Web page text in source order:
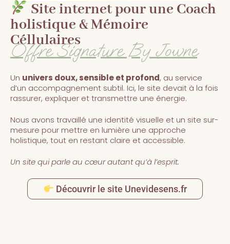
Site internet pour une Coach
holistique & Mémoire
Céllulaires
Offre Signature By Jowne
Un univers doux, sensible et profond, au service
d’un accompagnement subtil. Ici, le site devait à la fois
rassurer, expliquer et transmettre une énergie.
Nous avons travaillé une identité visuelle et un site sur-
mesure pour mettre en lumière une approche
holistique, tout en restant claire et accessible.
Un site qui parle au cœur autant qu’à l’esprit.
Découvrir le site Unevidesens.fr